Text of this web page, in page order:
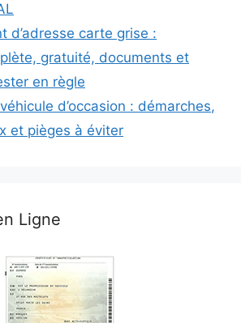
d’adresse carte grise :
gratuité, documents et
en règle
d’occasion : démarches,
et pièges à éviter
Ligne